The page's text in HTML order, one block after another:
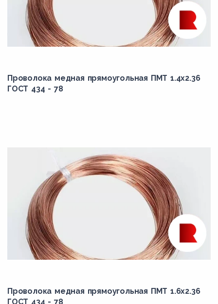
Проволока медная прямоугольная ПМТ 1.4x2.36
ГОСТ 434 - 78
Проволока медная прямоугольная ПМТ 1.6x2.36
ГОСТ 434 - 78